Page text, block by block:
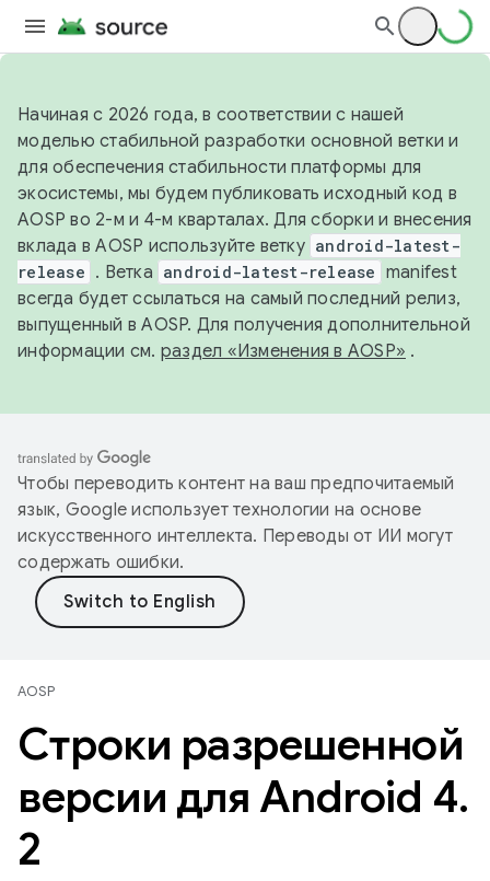
Начиная с 2026 года, в соответствии с нашей
моделью стабильной разработки основной ветки и
для обеспечения стабильности платформы для
экосистемы, мы будем публиковать исходный код в
AOSP во 2-м и 4-м кварталах. Для сборки и внесения
вклада в AOSP используйте ветку android-latest-
release . Ветка android-latest-release manifest
всегда будет ссылаться на самый последний релиз,
выпущенный в AOSP. Для получения дополнительной
информации см. раздел «Изменения в AOSP» .
Чтобы переводить контент на ваш предпочитаемый
язык, Google использует технологии на основе
искусственного интеллекта. Переводы от ИИ могут
содержать ошибки.
AOSP
Строки разрешенной
версии для Android 4.
2